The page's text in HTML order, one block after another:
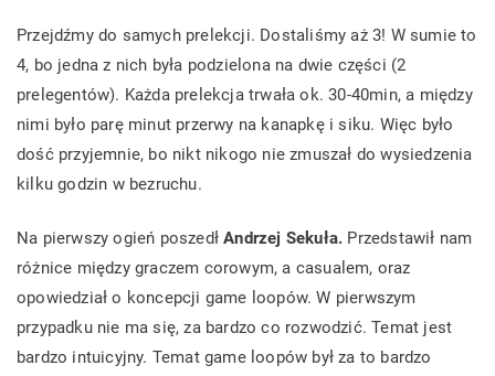
Przejdźmy do samych prelekcji. Dostaliśmy aż 3! W sumie to
4, bo jedna z nich była podzielona na dwie części (2
prelegentów). Każda prelekcja trwała ok. 30-40min, a między
nimi było parę minut przerwy na kanapkę i siku. Więc było
dość przyjemnie, bo nikt nikogo nie zmuszał do wysiedzenia
kilku godzin w bezruchu.
Na pierwszy ogień poszedłAndrzej Sekuła. Przedstawił nam
różnice między graczem corowym, a casualem, oraz
opowiedział o koncepcji game loopów. W pierwszym
przypadku nie ma się, za bardzo co rozwodzić. Temat jest
bardzo intuicyjny. Temat game loopów był za to bardzo